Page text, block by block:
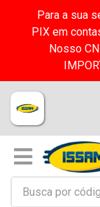
Para a sua
PIX em
Nosso